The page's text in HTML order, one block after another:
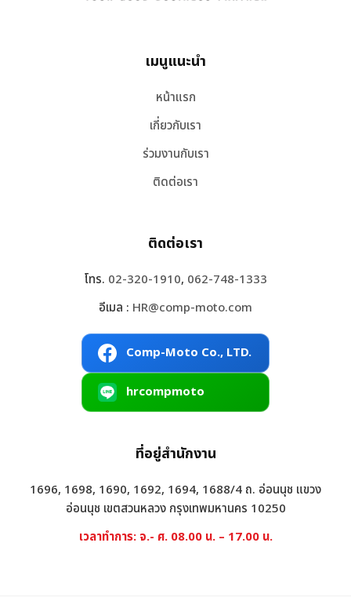
เมนูแนะนำ
หน้าแรก
เกี่ยวกับเรา
ร่วมงานกับเรา
ติดต่อเรา
ติดต่อเรา
โทร. 02-320-1910, 062-748-1333
อีเมล : HR@comp-moto.com
Comp-Moto Co., LTD.
hrcompmoto
ที่อยู่สำนักงาน
1696, 1698, 1690, 1692, 1694, 1688/4 ถ. อ่อนนุช แขวง
อ่อนนุช เขตสวนหลวง กรุงเทพมหานคร 10250
เวลาทำการ: จ.- ศ. 08.00 น. – 17.00 น.